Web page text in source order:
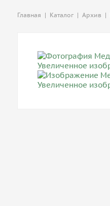
Главная | Каталог | Архив |